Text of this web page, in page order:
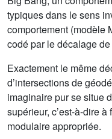
typiques dans le sens
comportement (modèle
codé par le décalage
Exactement le même
d’intersections de
imaginaire pur se situe
supérieur, c’est-à-dire
modulaire appropriée.